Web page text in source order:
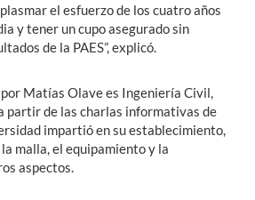
el esfuerzo de los cuatro años
y tener un cupo asegurado sin
de la PAES”, explicó.
Matías Olave es Ingeniería Civil,
partir de las charlas informativas de
impartió en su establecimiento,
malla, el equipamiento y la
aspectos.